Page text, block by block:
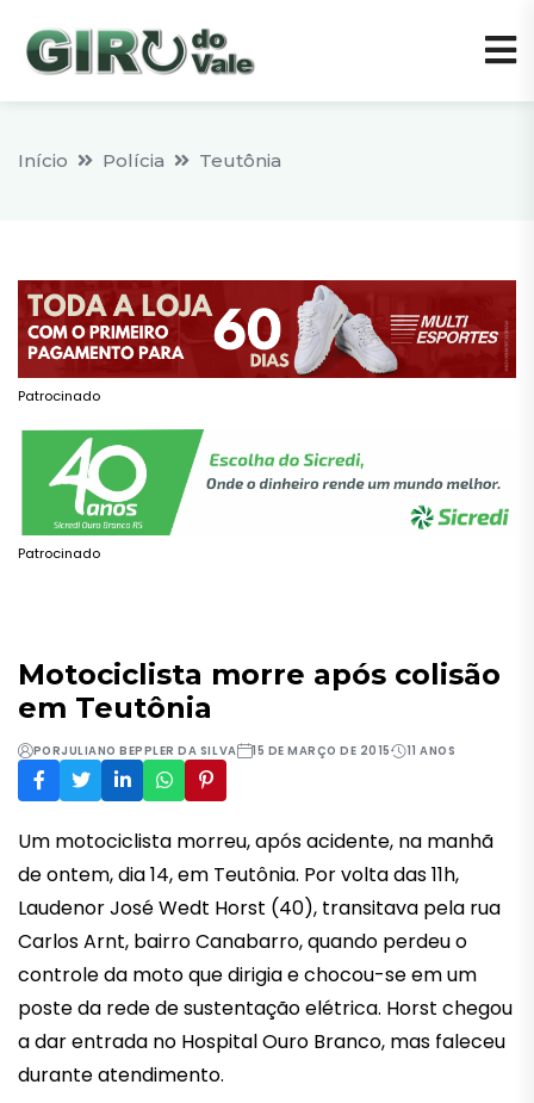
Início Polícia Teutônia
Patrocinado
Patrocinado
Motociclista morre após colisão
em Teutônia
PORJULIANO BEPPLER DA SILVA 15 DE MARÇO DE 2015 11 ANOS
Um motociclista morreu, após acidente, na manhã
de ontem, dia 14, em Teutônia. Por volta das 11h,
Laudenor José Wedt Horst (40), transitava pela rua
Carlos Arnt, bairro Canabarro, quando perdeu o
controle da moto que dirigia e chocou-se em um
poste da rede de sustentação elétrica. Horst chegou
a dar entrada no Hospital Ouro Branco, mas faleceu
durante atendimento.